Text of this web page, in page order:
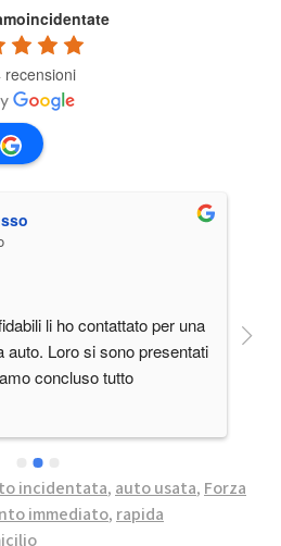
recensioni
li ho contattato per una
auto. Loro si sono presentati
concluso tutto
incidentata, auto usata, Forza
immediato, rapida